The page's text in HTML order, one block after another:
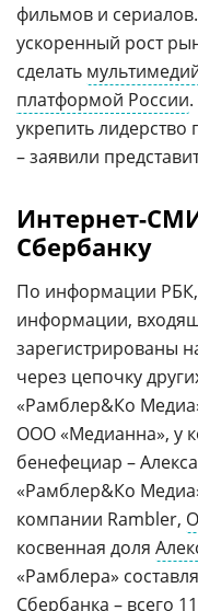
фильмов и
ускоренный рост
сделать
платформой России
укрепить
– заявили
Интернет-
Сбербанку
По информации РБК,
информации,
зарегистрированы
через цепочку
«Рамблер&Ко
ООО «Медианна», у
бенефециар –
«Рамблер&Ко
компании Rambler,
косвенная доля
«Рамблера»
Сбербанка – всего